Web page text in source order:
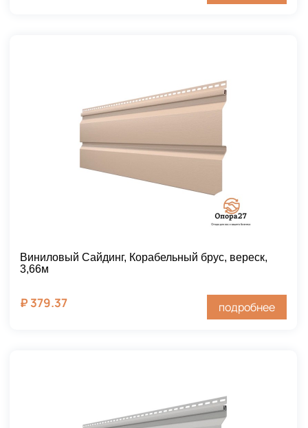
Виниловый Сайдинг, Корабельный брус, вереск,
3,66м
₽ 379.37 подробнее